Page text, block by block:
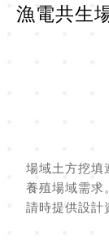
漁電共生
場域土方挖填
養殖場域需求
請時提供設計